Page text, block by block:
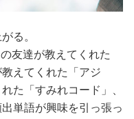
る。
友達が教えてくれた
えてくれた「アジ
た「すみれコード」、
単語が興味を引っ張っ